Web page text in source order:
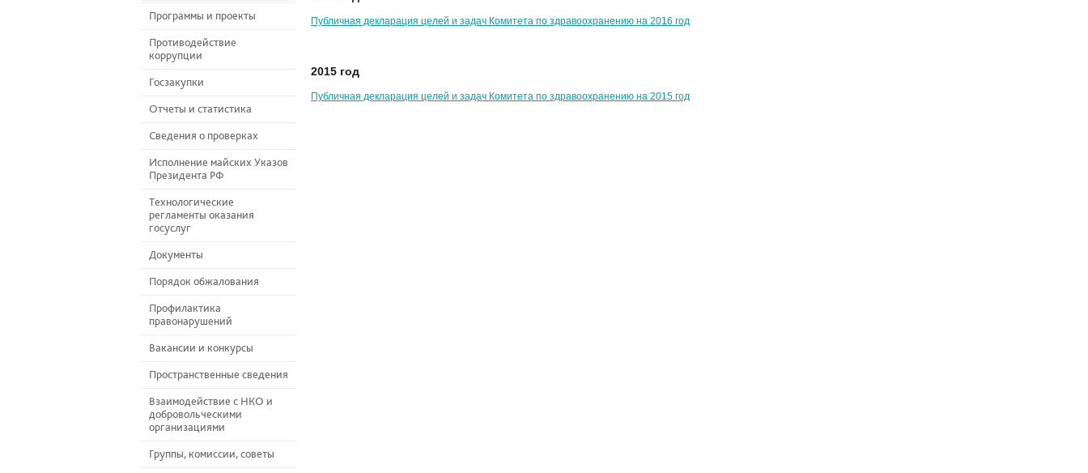
Программы и проекты
Противодействие
коррупции
Госзакупки
Отчеты и статистика
Сведения о проверках
Исполнение майских Указов
Президента РФ
Технологические
регламенты оказания
госуслуг
Документы
Порядок обжалования
Профилактика
правонарушений
Вакансии и конкурсы
Пространственные сведения
Взаимодействие с НКО и
добровольческими
организациями
Группы, комиссии, советы
Публичная декларация целей и задач Комитета по здравоохранению на 2016 год
2015 год
Публичная декларация целей и задач Комитета по здравоохранению на 2015 год